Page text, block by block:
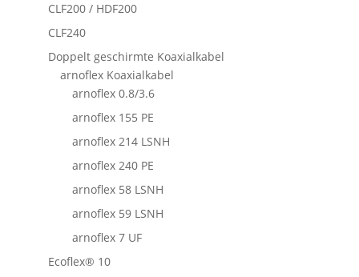
CLF200 / HDF200
CLF240
Doppelt geschirmte Koaxialkabel
arnoflex Koaxialkabel
arnoflex 0.8/3.6
arnoflex 155 PE
arnoflex 214 LSNH
arnoflex 240 PE
arnoflex 58 LSNH
arnoflex 59 LSNH
arnoflex 7 UF
Ecoflex® 10